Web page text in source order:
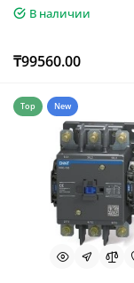
В наличии
₸99560.00
Top New